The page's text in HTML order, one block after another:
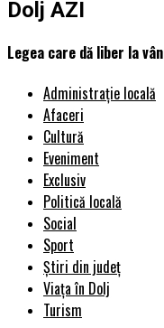
Dolj AZI
Legea care dă liber la
Administrație locală
Afaceri
Cultură
Eveniment
Exclusiv
Politică locală
Social
Sport
Știri din județ
Viața în Dolj
Turism